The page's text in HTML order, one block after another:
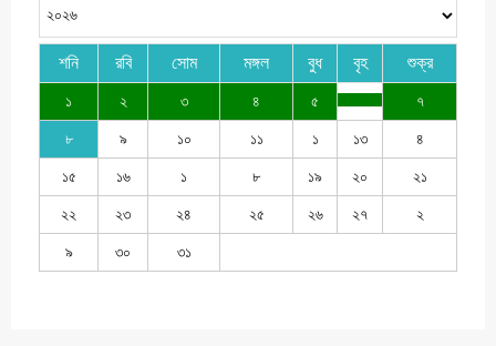
শনি রবি সোম মঙ্গল বুধ বৃহ শুক্র
১ ২ ৩ ৪ ৫ ৭
৮ ৯ ১০ ১১ ১ ১৩ ৪
১৫ ১৬ ১ ৮ ১৯ ২০ ২১
২২ ২৩ ২৪ ২৫ ২৬ ২৭ ২
৯ ৩০ ৩১